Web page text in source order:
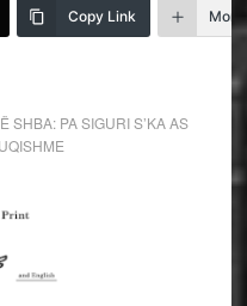
Copy Link More
SHBA: PA SIGURI S’KA AS